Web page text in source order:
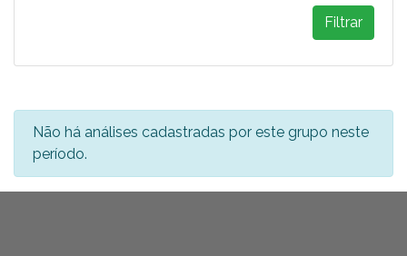
Filtrar
Não há análises cadastradas por este grupo neste
período.